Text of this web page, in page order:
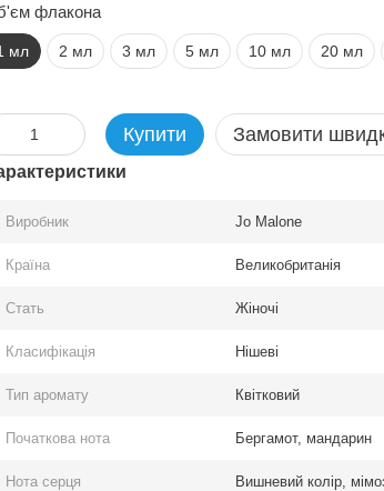
флакона
мл 2 мл 3 мл 5 мл 10 мл 20 мл
Купити Замовити
Виробник Jo Malone
Країна Великобританія
Стать Жіночі
Класифікація Нішеві
Тип аромату Квітковий
Початкова нота Бергамот, мандарин
Нота серця Вишневий колір,